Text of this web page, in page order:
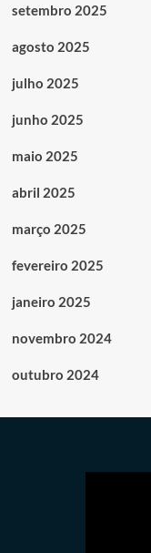
setembro 2025
agosto 2025
julho 2025
junho 2025
maio 2025
abril 2025
março 2025
fevereiro 2025
janeiro 2025
novembro 2024
outubro 2024